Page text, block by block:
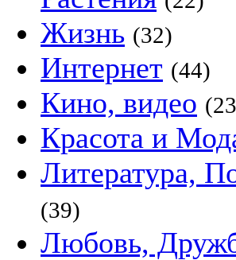
Жизнь (32)
Интернет (44)
Кино, видео
Красота и
Литература,
(39)
Любовь,